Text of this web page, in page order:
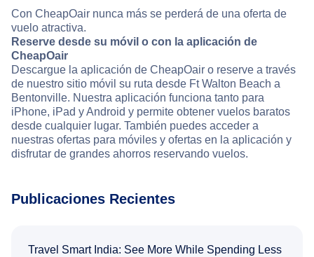
Con CheapOair nunca más se perderá de una oferta de
vuelo atractiva.
Reserve desde su móvil o con la aplicación de
CheapOair
Descargue la aplicación de CheapOair o reserve a través
de nuestro sitio móvil su ruta desde Ft Walton Beach a
Bentonville. Nuestra aplicación funciona tanto para
iPhone, iPad y Android y permite obtener vuelos baratos
desde cualquier lugar. También puedes acceder a
nuestras ofertas para móviles y ofertas en la aplicación y
disfrutar de grandes ahorros reservando vuelos.
Publicaciones Recientes
Travel Smart India: See More While Spending Less